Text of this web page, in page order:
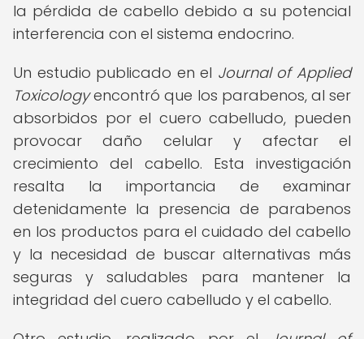
la pérdida de cabello debido a su potencial
interferencia con el sistema endocrino.
Un estudio publicado en el Journal of Applied
Toxicologyencontró que los parabenos, al ser
absorbidos por el cuero cabelludo, pueden
provocar daño celular y afectar el
crecimiento del cabello. Esta investigación
resalta la importancia de examinar
detenidamente la presencia de parabenos
en los productos para el cuidado del cabello
y la necesidad de buscar alternativas más
seguras y saludables para mantener la
integridad del cuero cabelludo y el cabello.